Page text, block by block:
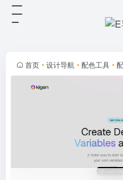
首页 • 设计导航 • 配色工具 •